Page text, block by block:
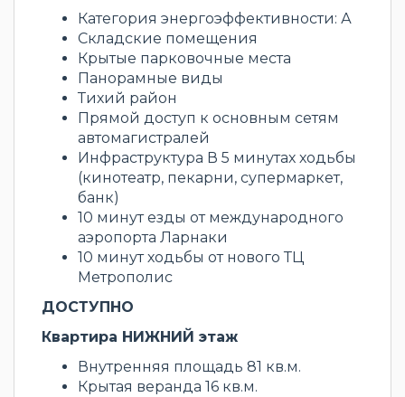
Категория энергоэффективности: А
Складские помещения
Крытые парковочные места
Панорамные виды
Тихий район
Прямой доступ к основным сетям
автомагистралей
Инфраструктура В 5 минутах ходьбы
(кинотеатр, пекарни, супермаркет,
банк)
10 минут езды от международного
аэропорта Ларнаки
10 минут ходьбы от нового ТЦ
Метрополис
ДОСТУПНО
Квартира НИЖНИЙ этаж
Внутренняя площадь 81 кв.м.
Крытая веранда 16 кв.м.